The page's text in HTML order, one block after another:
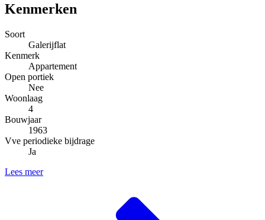
Kenmerken
Soort
Galerijflat
Kenmerk
Appartement
Open portiek
Nee
Woonlaag
4
Bouwjaar
1963
Vve periodieke bijdrage
Ja
Lees meer